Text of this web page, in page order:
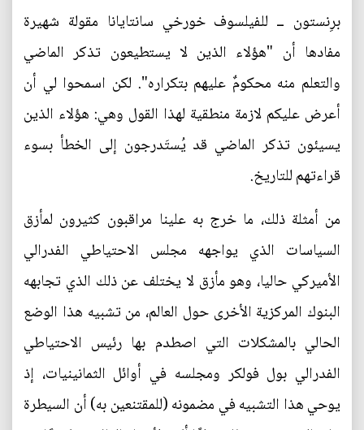
برِنستون ــ للفيلسوف خورخي سانتايانا مقولة شهيرة
مفادها أن "هؤلاء الذين لا يستطيعون تذكر الماضي
والتعلم منه محكومٌ عليهم بتكراره". لكن اسمحوا لي أن
أعرض عليكم لازمة منطقية لهذا القول وهي: هؤلاء الذين
يسيئون تذكر الماضي قد يُستَدرجون إلى الخطأ بسوء
قراءتهم للتاريخ.
من أمثلة ذلك، ما خرج به علينا مراقبون كثيرون لمأزق
السياسات الذي يواجهه مجلس الاحتياطي الفدرالي
الأميركي حاليا، وهو مأزق لا يختلف عن ذلك الذي تجابهه
البنوك المركزية الأخرى حول العالم، من تشبيه هذا الوضع
الحالي بالمشكلات التي اصطدم بها رئيس الاحتياطي
الفدرالي بول فولكر ومجلسه في أوائل الثمانينيات، إذ
يوحي هذا التشبيه في مضمونه (للمقتنعين به) أن السيطرة